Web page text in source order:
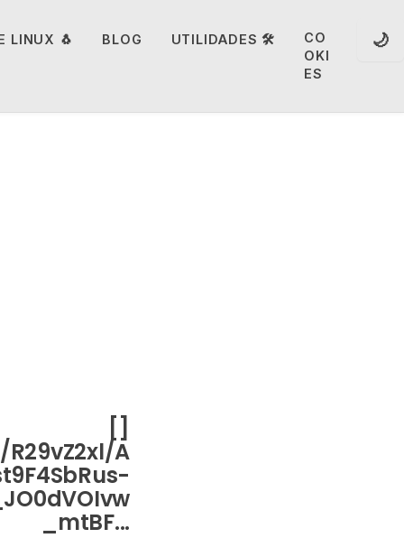
LINUX 🐧 BLOG UTILIDADES 🛠️
CO
OKI
ES
🌙
[]
A
_mtBF...